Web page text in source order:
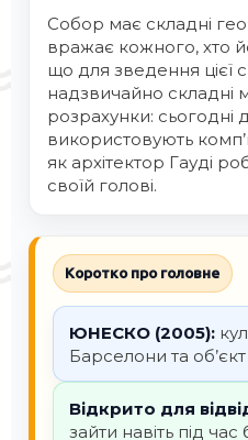
Собор має складні
вражає кожного, хто
що для зведення цієї
надзвичайно складні
розрахунки: сьогодні
використовують
як архітектор Гауді
своїй голові.
Коротко про головне
ЮНЕСКО (2005):
Барселони та
Відкрито для
зайти навіть під час